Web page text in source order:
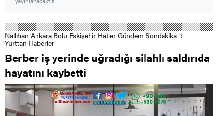
Nallıhan Ankara Bolu Eskişehir Haber Gündem Sondakika
Yurttan Haberler
Berber iş yerinde uğradığı silahlı saldırıda
hayatını kaybetti